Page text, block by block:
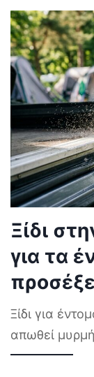
Ξίδι
για τα
Ξίδι για
απωθεί